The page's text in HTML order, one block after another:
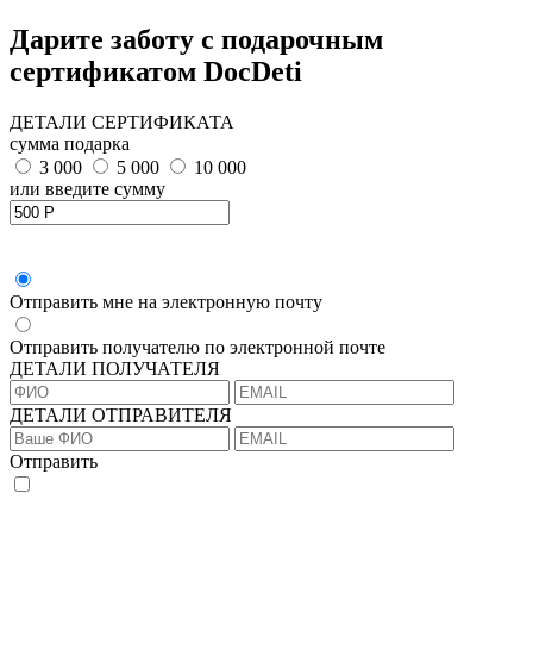
Дарите заботу с подарочным
сертификатом DocDeti
ДЕТАЛИ СЕРТИФИКАТА
сумма подарка
3 000
5 000
10 000
или введите сумму
Отправить мне на электронную почту
Отправить получателю по электронной почте
ДЕТАЛИ ПОЛУЧАТЕЛЯ
ДЕТАЛИ ОТПРАВИТЕЛЯ
Отправить